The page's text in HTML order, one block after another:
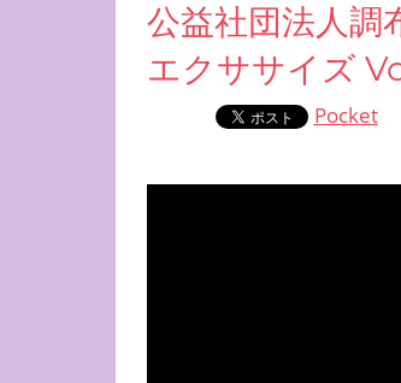
公益社団法人
エクササイズ
Pocket